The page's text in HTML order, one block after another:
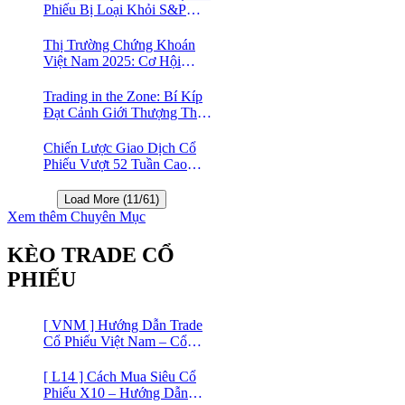
Phiếu Bị Loại Khỏi S&P
Thị Trường Chứng Khoán
Việt Nam 2025: Cơ Hội
Index 🤑
Trading in the Zone: Bí Kíp
Đạt Cảnh Giới Thượng Thừa
Chiến Lược Giao Dịch Cổ
Phiếu Vượt 52 Tuần Cao
Screener
Load More (11/61)
Xem thêm Chuyên Mục
KÈO TRADE CỔ
PHIẾU
[ VNM ] Hướng Dẫn Trade
Cổ Phiếu Việt Nam – Cổ
[ L14 ] Cách Mua Siêu Cổ
Phiếu X10 – Hướng Dẫn